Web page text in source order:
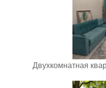
Двухкомнатная